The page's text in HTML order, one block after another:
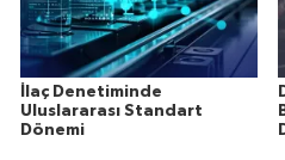
İlaç Denetiminde
Uluslararası Standart
Dönemi